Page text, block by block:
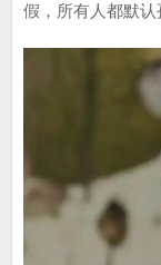
假，所有人都默认